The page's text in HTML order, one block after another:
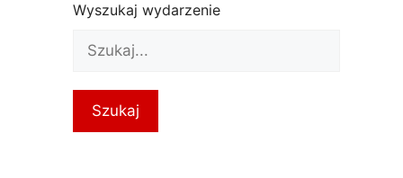
Wyszukaj wydarzenie